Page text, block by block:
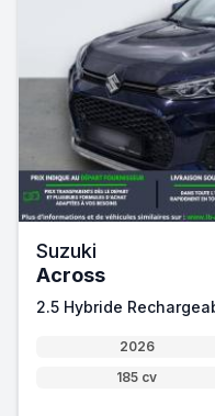
Suzuki
Across
2.5 Hybride
2026
185 cv